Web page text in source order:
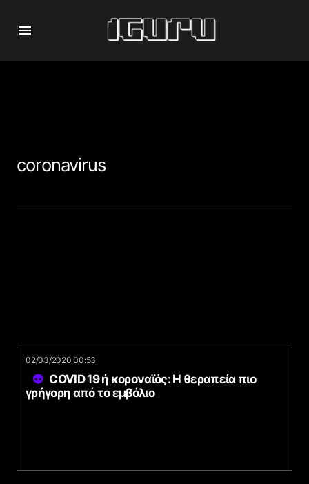
coronavirus
02/03/2020 00:53
COVID 19 ή κοροναϊός: Η θεραπεία πιο
γρήγορη από το εμβόλιο